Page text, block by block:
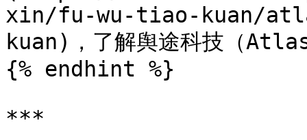
xin/fu-wu-tiao-kuan/
kuan)，了解舆途科技（
{% endhint %}
***